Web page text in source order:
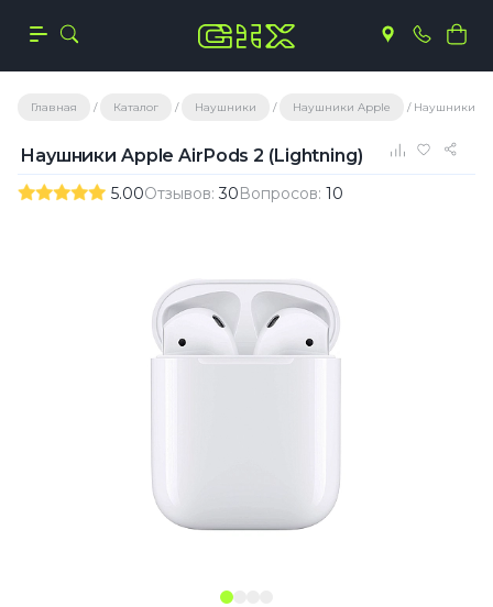
Главная Каталог Наушники Наушники Apple Наушники
Наушники Apple AirPods 2 (Lightning)
5.00Отзывов:30Вопросов: 10